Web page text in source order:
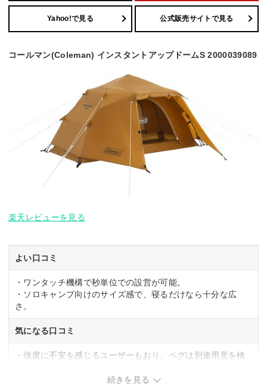
Yahoo!で見る 公式販売サイトで見る
コールマン(Coleman) インスタントアップドームS 2000039089
楽天レビューを見る
よい口コミ
・ワンタッチ機構で秒単位での設営が可能。
・ソロキャンプ向けのサイズ感で、寝るだけなら十分な広
さ。
気になる口コミ
・強度に不安を感じるユーザーもおり、ペグは別途用意を検
続きを見る